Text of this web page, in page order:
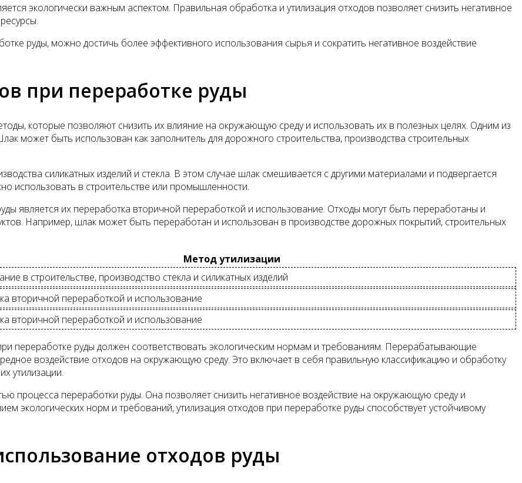
экологически важным аспектом. Правильная обработка и утилизация отходов позволяет снизить негативное
руды, можно достичь более эффективного использования сырья и сократить негативное воздействие
при переработке руды
которые позволяют снизить их влияние на окружающую среду и использовать их в полезных целях. Одним из
может быть использован как заполнитель для дорожного строительства, производства строительных
силикатных изделий и стекла. В этом случае шлак смешивается с другими материалами и подвергается
использовать в строительстве или промышленности.
является их переработка вторичной переработкой и использование. Отходы могут быть переработаны и
Например, шлак может быть переработан и использован в производстве дорожных покрытий, строительных
Метод утилизации
в строительстве, производство стекла и силикатных изделий
вторичной переработкой и использование
вторичной переработкой и использование
переработке руды должен соответствовать экологическим нормам и требованиям. Перерабатывающие
воздействие отходов на окружающую среду. Это включает в себя правильную классификацию и обработку
утилизации.
процесса переработки руды. Она позволяет снизить негативное воздействие на окружающую среду и
экологических норм и требований, утилизация отходов при переработке руды способствует устойчивому
отходов руды